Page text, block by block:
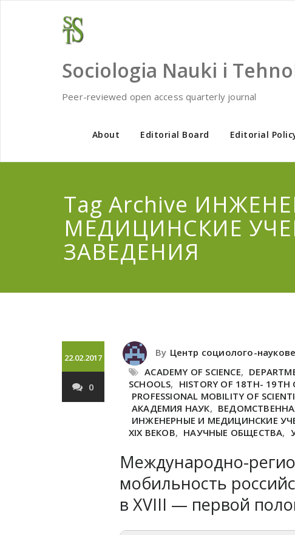
Sociologia Nauki i
Peer-reviewed open access quarterly journal
About Editorial Board Editorial
Tag Archive
МЕДИЦИНСКИЕ
ЗАВЕДЕНИЯ
22.02.2017
0
By Центр социолого-
ACADEMY OF SCIENCE,
SCHOOLS, HISTORY OF 18TH- 19TH
PROFESSIONAL MOBILITY OF
АКАДЕМИЯ НАУК,
ИНЖЕНЕРНЫЕ И МЕДИЦИНСКИЕ
XIX ВЕКОВ, НАУЧНЫЕ ОБЩЕСТВА,
Международно-
мобильность
в XVIII — первой